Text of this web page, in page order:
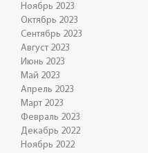
Ноябрь 2023
Октябрь 2023
Сентябрь 2023
Август 2023
Июнь 2023
Май 2023
Апрель 2023
Март 2023
Февраль 2023
Декабрь 2022
Ноябрь 2022